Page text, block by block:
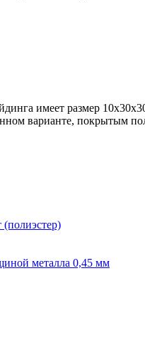
имеет размер
варианте,
металла 0,45 мм